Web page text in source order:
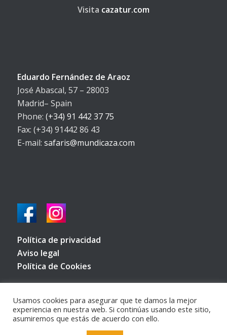
Visita cazatur.com
Eduardo Fernández de Araoz
José Abascal, 57 – 28003
Madrid– Spain
Phone: (+34) 91 442 37 75
Fax: (+34) 91442 86 43
E-mail: safaris@mundicaza.com
Política de privacidad
Aviso legal
Política de Cookies
Usamos cookies para asegurar que te damos la mejor
experiencia en nuestra web. Si continúas usando este sitio,
asumiremos que estás de acuerdo con ello.